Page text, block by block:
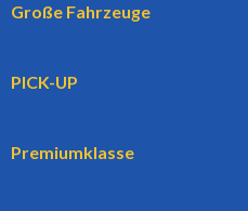
Große Fahrzeuge
PICK-UP
Premiumklasse